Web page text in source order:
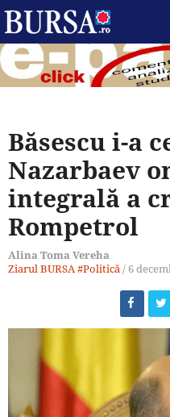
Băsescu i-a
Nazarbaev
integrală a
Rompetrol
Alina Toma Vereha
Ziarul BURSA#Politică/ 6